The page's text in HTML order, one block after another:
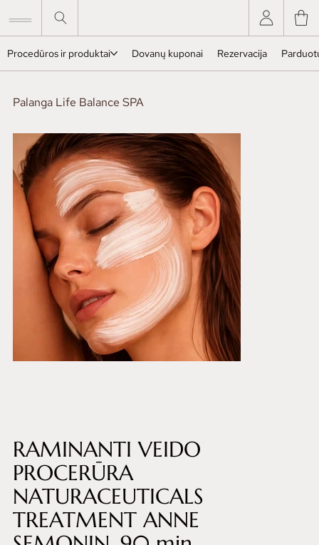
Procedūros ir produktai Dovanų kuponai Rezervacija
Palanga Life Balance SPA
RAMINANTI VEIDO
PROCERŪRA
NATURACEUTICALS
TREATMENT ANNE